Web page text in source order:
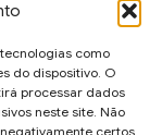
como
do dispositivo. O
processar dados
neste site. Não
certos